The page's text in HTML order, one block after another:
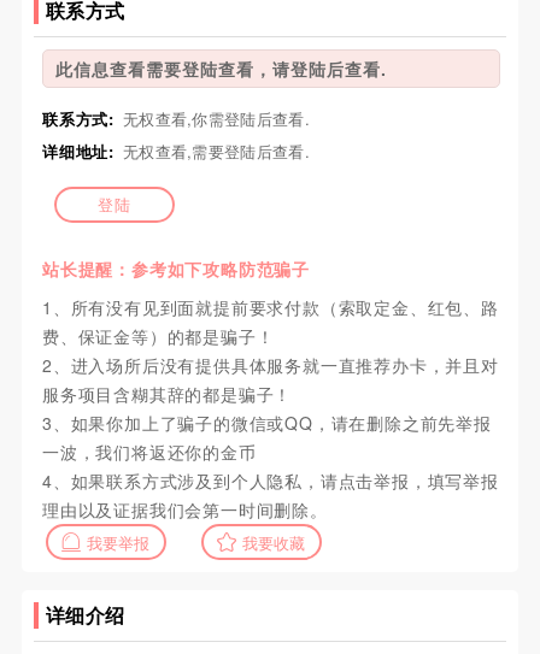
联系方式
此信息查看需要登陆查看，请登陆后查看.
联系方式: 无权查看,你需登陆后查看.
详细地址: 无权查看,需要登陆后查看.
登陆
站长提醒：参考如下攻略防范骗子
1、所有没有见到面就提前要求付款（索取定金、红包、路
费、保证金等）的都是骗子！
2、进入场所后没有提供具体服务就一直推荐办卡，并且对
服务项目含糊其辞的都是骗子！
3、如果你加上了骗子的微信或QQ，请在删除之前先举报
一波，我们将返还你的金币
4、如果联系方式涉及到个人隐私，请点击举报，填写举报
理由以及证据我们会第一时间删除。
我要举报 我要收藏
详细介绍